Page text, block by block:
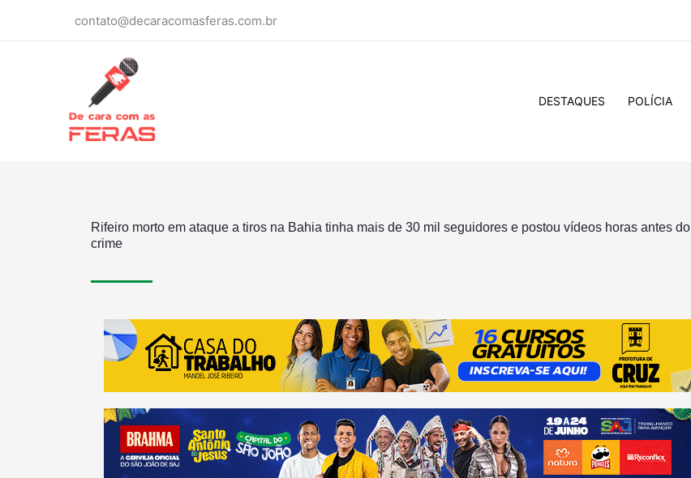
contato@decaracomasferas.com.br
DESTAQUES POLÍCIA
Rifeiro morto em ataque a tiros na Bahia tinha mais de 30 mil seguidores e postou vídeos horas antes do
crime